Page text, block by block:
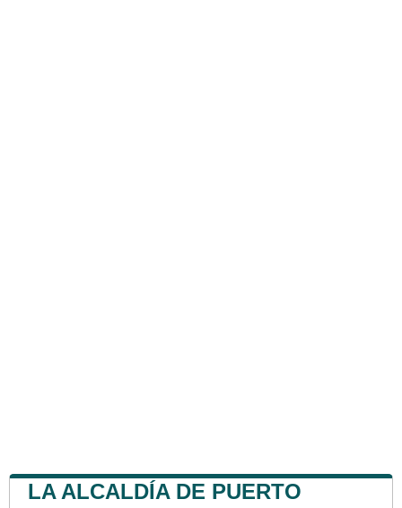
LA ALCALDÍA DE PUERTO